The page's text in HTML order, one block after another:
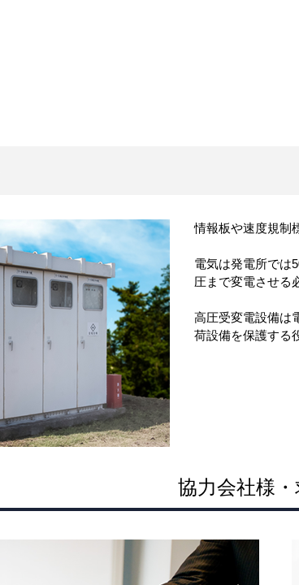
情報板や速度規制
電気は発電所では
圧まで変電させる
高圧受変電設備は
荷設備を保護する
協力会社様